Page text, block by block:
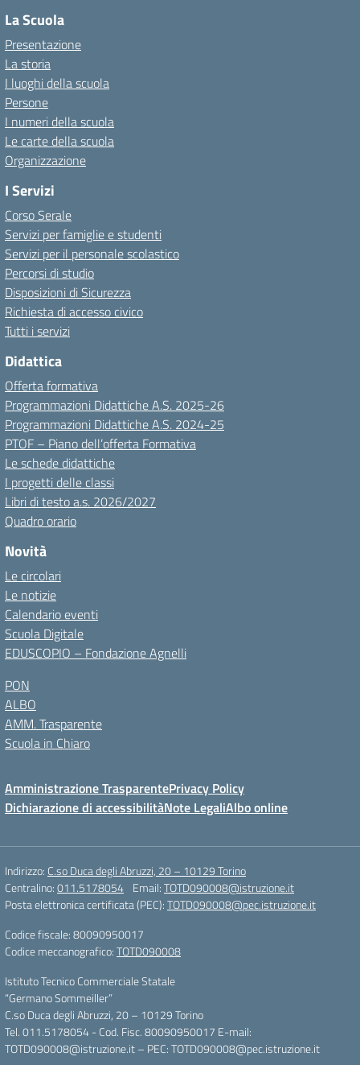
La Scuola
Presentazione
La storia
I luoghi della scuola
Persone
I numeri della scuola
Le carte della scuola
Organizzazione
I Servizi
Corso Serale
Servizi per famiglie e studenti
Servizi per il personale scolastico
Percorsi di studio
Disposizioni di Sicurezza
Richiesta di accesso civico
Tutti i servizi
Didattica
Offerta formativa
Programmazioni Didattiche A.S. 2025-26
Programmazioni Didattiche A.S. 2024-25
PTOF – Piano dell’offerta Formativa
Le schede didattiche
I progetti delle classi
Libri di testo a.s. 2026/2027
Quadro orario
Novità
Le circolari
Le notizie
Calendario eventi
Scuola Digitale
EDUSCOPIO – Fondazione Agnelli
PON
ALBO
AMM. Trasparente
Scuola in Chiaro
Amministrazione TrasparentePrivacy Policy
Dichiarazione di accessibilitàNote LegaliAlbo online
Indirizzo: C.so Duca degli Abruzzi, 20 – 10129 Torino
Centralino:011.5178054 Email:TOTD090008@istruzione.it
Posta elettronica certificata (PEC):TOTD090008@pec.istruzione.it
Codice fiscale: 80090950017
Codice meccanografico:TOTD090008
Istituto Tecnico Commerciale Statale
“Germano Sommeiller”
C.so Duca degli Abruzzi, 20 – 10129 Torino
Tel. 011.5178054 - Cod. Fisc. 80090950017 E-mail:
TOTD090008@istruzione.it – PEC: TOTD090008@pec.istruzione.it